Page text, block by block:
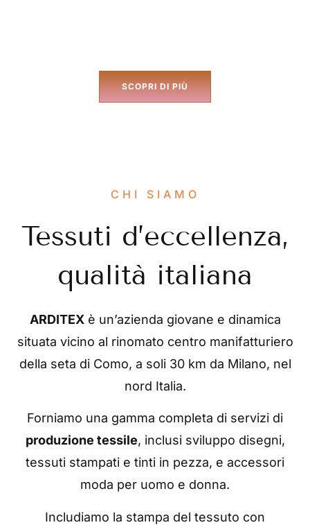
SCOPRI DI PIÙ
CHI SIAMO
Tessuti d’eccellenza,
qualità italiana
ARDITEXè un’azienda giovane e dinamica
situata vicino al rinomato centro manifatturiero
della seta di Como, a soli 30 km da Milano, nel
nord Italia.
Forniamo una gamma completa di servizi di
produzione tessile, inclusi sviluppo disegni,
tessuti stampati e tinti in pezza, e accessori
moda per uomo e donna.
Includiamo la stampa del tessuto con